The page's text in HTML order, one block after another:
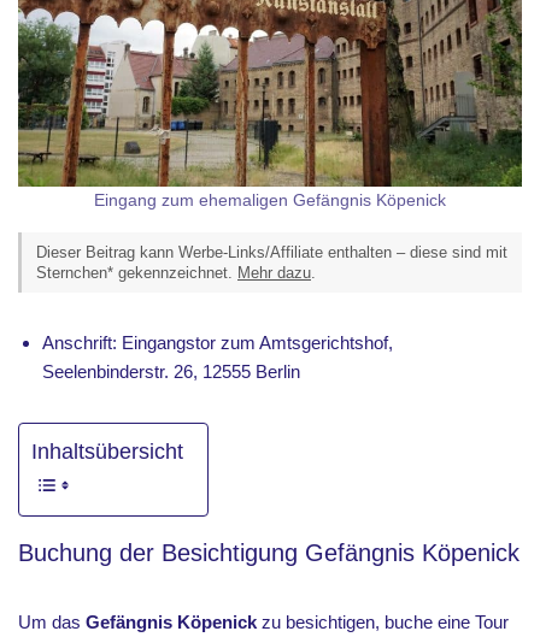
Eingang zum ehemaligen Gefängnis Köpenick
Dieser Beitrag kann Werbe-Links/Affiliate enthalten – diese sind mit
Sternchen* gekennzeichnet. Mehr dazu.
Anschrift: Eingangstor zum Amtsgerichtshof,
Seelenbinderstr. 26, 12555 Berlin
Inhaltsübersicht
Buchung der Besichtigung Gefängnis Köpenick
Um das Gefängnis Köpenick zu besichtigen, buche eine Tour